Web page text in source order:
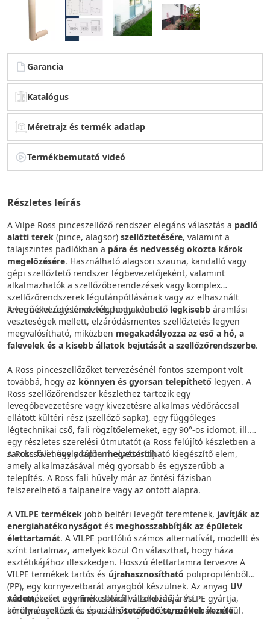
Garancia
Katalógus
Méretrajz és termék adatlap
Termékbemutató videó
Részletes leírás
A Vilpe Ross pinceszellőző rendszer elegáns választás a padló
alatti terek (pince, alagsor) szellőztetésére, valamint a
talajszintes padlókban a pára és nedvesség okozta károk
megelőzésére. Használható alagsori szauna, kandalló vagy
gépi szellőztető rendszer légbevezetőjeként, valamint
alkalmazhatók a szellőzőberendezések vagy komplex
szellőzőrendszerek légutánpótlásának vagy az elhasznált
levegő elvezetésének végpontjaként is.
A terméket úgy tervezték, hogy a lehető legkisebb áramlási
veszteségek mellett, elzáródásmentes szellőztetés legyen
megvalósítható, miközben megakadályozza az eső a hó, a
falevelek és a kisebb állatok bejutását a szellőzőrendszerbe.
A Ross pinceszellőzőket tervezésénél fontos szempont volt
továbbá, hogy az könnyen és gyorsan telepíthető legyen. A
Ross szellőzőrendszer készlethez tartozik egy
levegőbevezetésre vagy kivezetésre alkalmas védőráccsal
ellátott kültéri rész (szellőző sapka), egy függőleges
légtechnikai cső, fali rögzítőelemeket, egy 90°-os idomot, ill.
egy részletes szerelési útmutatót (a Ross felújító készletben a
sarokcsövet egy adapter helyettesíti).
A Ross fali hüvely külön megvásárolható kiegészítő elem,
amely alkalmazásával még gyorsabb és egyszerűbb a
telepítés. A Ross fali hüvely már az öntési fázisban
felszerelhető a falpanelre vagy az öntött alapra.
A VILPE termékek jobb beltéri levegőt teremtenek, javítják az
energiahatékonyságot és meghosszabbítják az épületek
élettartamát. A VILPE portfólió számos alternatívát, modellt és
színt tartalmaz, amelyek közül Ön választhat, hogy háza
esztétikájához illeszkedjen. Hosszú élettartamra tervezve A
VILPE termékek tartós és újrahasznosítható polipropilénből
(PP), egy környezetbarát anyagból készülnek. Az anyag UV
védett, ezért a termék ellenáll a zord időjárási
körülményeknek is. és az erős napsütést, színhibák nélkül.
A termékeket egy finn családi vállalkozás, a VILPE gyártja,
amely a szellőző és speciálistetőfedő termékek vezető